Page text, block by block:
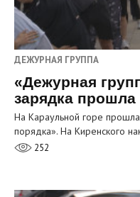
ДЕЖУРНАЯ ГРУППА
«Дежурная
зарядка
На Караульной горе
порядка». На Киренского
252